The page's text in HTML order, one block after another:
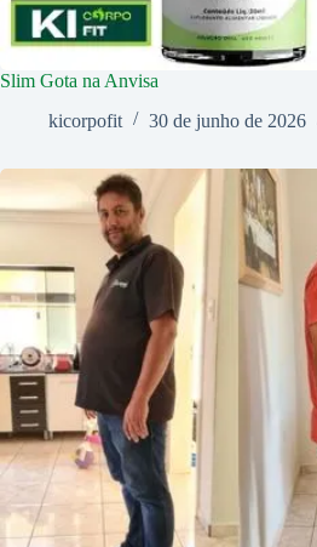
Slim Gota na Anvisa
kicorpofit
30 de junho de 2026